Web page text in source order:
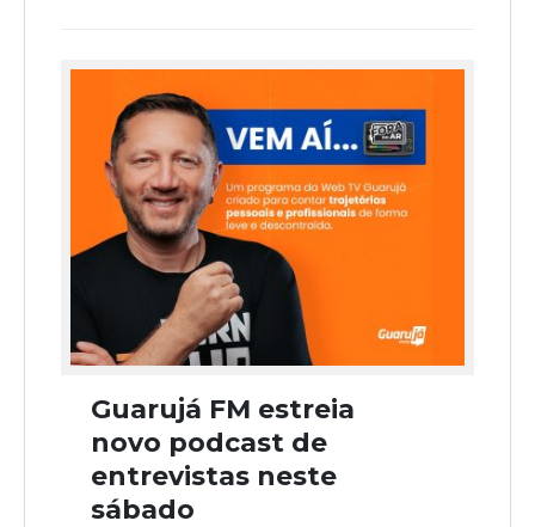
Guarujá FM estreia
novo podcast de
entrevistas neste
sábado